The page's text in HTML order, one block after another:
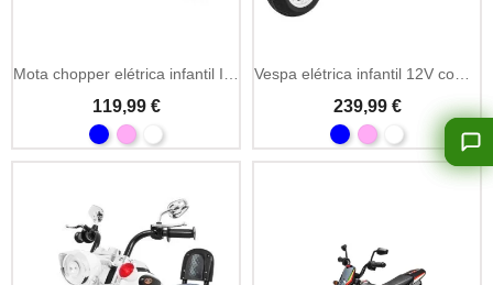
Mota chopper elétrica infantil Indian 6V com LED
119,99 €
Vespa elétrica infantil 12V com MP3, USB e mala traseira
239,99 €